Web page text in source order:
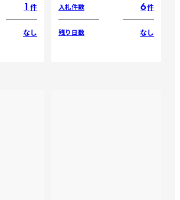
1 件
なし
入札件数 6件
残り日数 なし